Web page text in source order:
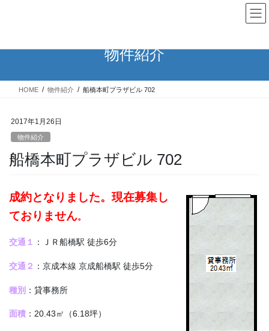
ス
ン
物件紹介
HOME 物件紹介 船橋本町プラザビル 702
2017年1月26日
物件紹介
船橋本町プラザビル 702
成約となりました。現在募集し
ておりません。
交通１ ：ＪＲ船橋駅 徒歩6分
交通２ ：京成本線 京成船橋駅 徒歩5分
種別 ：貸事務所
面積 ：20.43㎡（6.18坪）